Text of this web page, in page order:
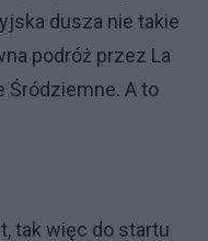
dusza nie takie
podróż przez La
Śródziemne. A to
tak więc do startu